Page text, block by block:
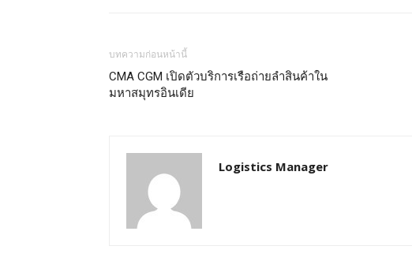
บทความก่อนหน้านี้
CMA CGM เปิดตัวบริการเรือถ่ายลำสินค้าใน
มหาสมุทรอินเดีย
Logistics Manager